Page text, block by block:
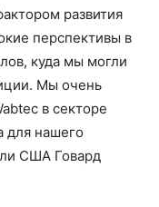
развития
перспективы в
куда мы могли
Мы очень
в секторе
для нашего
США Говард